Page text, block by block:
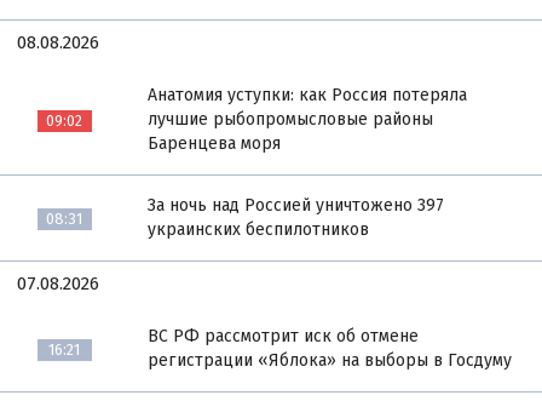
08.08.2026
09:02
Анатомия уступки: как Россия потеряла
лучшие рыбопромысловые районы
Баренцева моря
08:31
За ночь над Россией уничтожено 397
украинских беспилотников
07.08.2026
16:21
ВС РФ рассмотрит иск об отмене
регистрации «Яблока» на выборы в Госдуму